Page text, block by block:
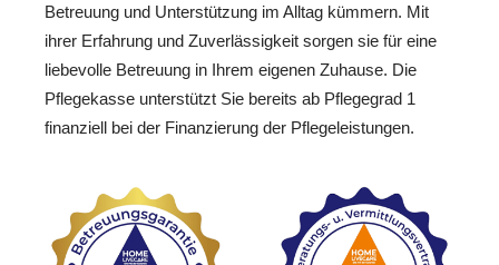
Betreuung und Unterstützung im Alltag kümmern. Mit
ihrer Erfahrung und Zuverlässigkeit sorgen sie für eine
liebevolle Betreuung in Ihrem eigenen Zuhause. Die
Pflegekasse unterstützt Sie bereits ab Pflegegrad 1
finanziell bei der Finanzierung der Pflegeleistungen.